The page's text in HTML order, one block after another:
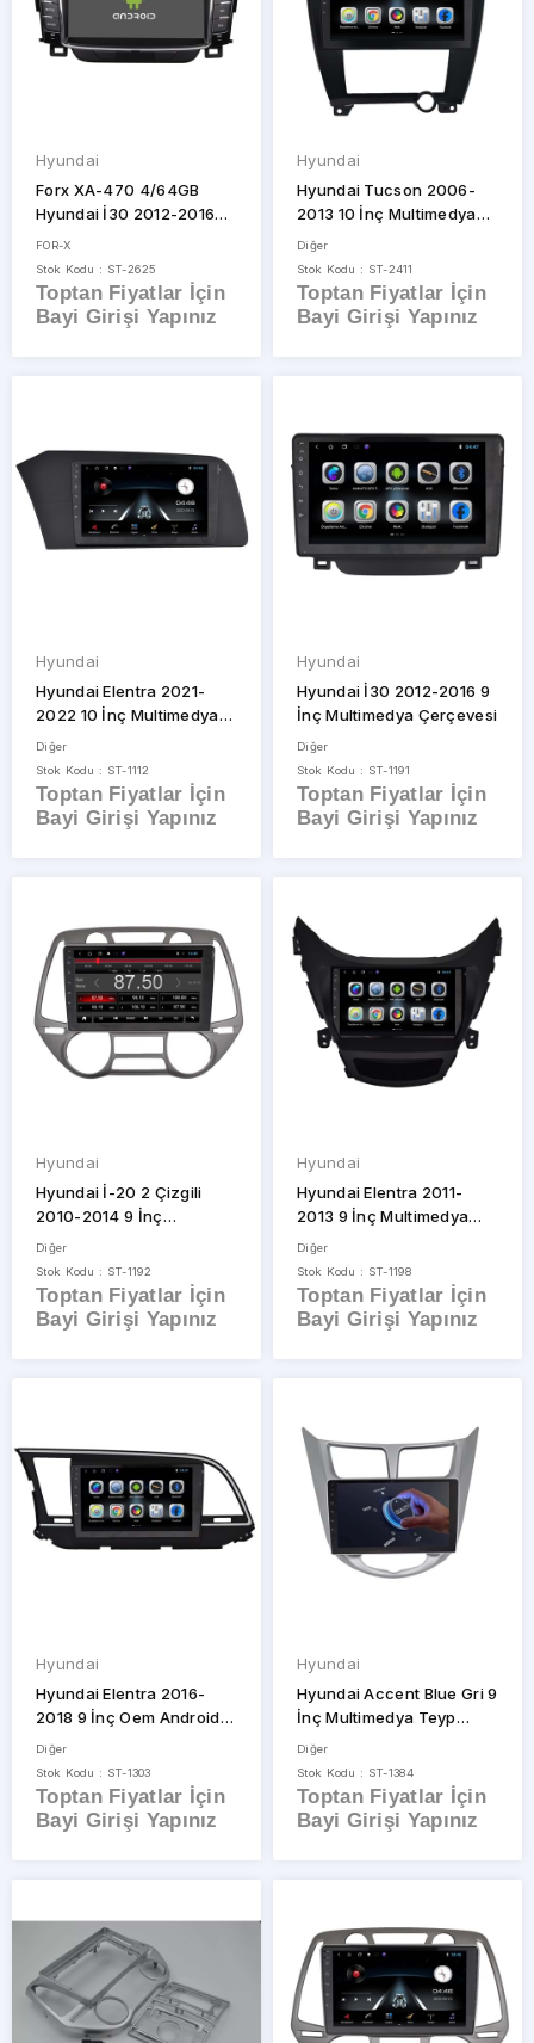
Hyundai
Forx XA-470 4/64GB
Hyundai İ30 2012-2016
Tuşlu Multimedya
FOR-X
Stok Kodu : ST-2625
Toptan Fiyatlar İçin
Bayi Girişi Yapınız
Hyundai
Hyundai Tucson 2006-
2013 10 İnç Multimedya
Çerçeve
Diğer
Stok Kodu : ST-2411
Toptan Fiyatlar İçin
Bayi Girişi Yapınız
Hyundai
Hyundai Elentra 2021-
2022 10 İnç Multimedya
Çerçevesi
Diğer
Stok Kodu : ST-1112
Toptan Fiyatlar İçin
Bayi Girişi Yapınız
Hyundai
Hyundai İ30 2012-2016 9
İnç Multimedya Çerçevesi
Diğer
Stok Kodu : ST-1191
Toptan Fiyatlar İçin
Bayi Girişi Yapınız
Hyundai
Hyundai İ-20 2 Çizgili
2010-2014 9 İnç
Multimedya Çerçevesi
Diğer
Stok Kodu : ST-1192
Toptan Fiyatlar İçin
Bayi Girişi Yapınız
Hyundai
Hyundai Elentra 2011-
2013 9 İnç Multimedya
Çerçevesi
Diğer
Stok Kodu : ST-1198
Toptan Fiyatlar İçin
Bayi Girişi Yapınız
Hyundai
Hyundai Elentra 2016-
2018 9 İnç Oem Android
Teyp Çerçevesi
Diğer
Stok Kodu : ST-1303
Toptan Fiyatlar İçin
Bayi Girişi Yapınız
Hyundai
Hyundai Accent Blue Gri 9
İnç Multimedya Teyp
Çerçevesi
Diğer
Stok Kodu : ST-1384
Toptan Fiyatlar İçin
Bayi Girişi Yapınız